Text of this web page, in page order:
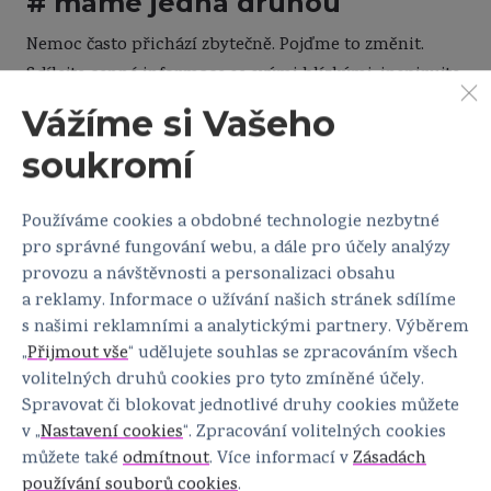
Nemoc často přichází zbytečně. Pojďme to změnit.
Sdílejte cenné informace se svými blízkými, inspirujte
ostatní ženy, připojte se k nám!
Chci se zapojit
Vážíme si Vašeho
soukromí
Používáme cookies a obdobné technologie nezbytné
pro správné fungování webu, a dále pro účely analýzy
provozu a návštěvnosti a personalizaci obsahu
a reklamy. Informace o užívání našich stránek sdílíme
s našimi reklamními a analytickými partnery. Výběrem
„Přijmout vše“ udělujete souhlas se zpracováním všech
volitelných druhů cookies pro tyto zmíněné účely.
Spravovat či blokovat jednotlivé druhy cookies můžete
v „Nastavení cookies“. Zpracování volitelných cookies
můžete také odmítnout. Více informací vZásadách